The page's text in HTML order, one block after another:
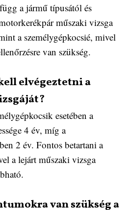
a jármű típusától és
műszaki vizsga
a személygépkocsié, mivel
van szükség.
elvégeztetni a
esetében a
4 év, míg a
2 év. Fontos betartani a
a lejárt műszaki vizsga
van szükség a